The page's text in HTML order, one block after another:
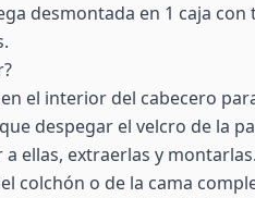
desmontada en 1 caja
el interior del cabecero
despegar el velcro de la
ellas, extraerlas y montarlas.
colchón o de la cama